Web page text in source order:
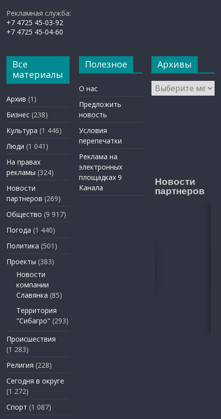
Рекламная служба:
+7 4725 45-03-92
+7 4725 45-04-60
Все
материалы
Архив (1)
Бизнес (238)
Культура (1 446)
Люди (1 041)
На правах
рекламы (324)
Новости
партнеров (269)
Общество (9 917)
Погода (1 440)
Политика (501)
Проекты (383)
Новости
компании
Славянка (85)
Территория
"Сибагро" (293)
Происшествия
(1 283)
Религия (228)
Сегодня в округе
(1 272)
Спорт (1 087)
Полезное
О нас
Предложить
новость
Условия
перепечатки
Реклама на
электронных
площадках 9
Канала
Архивы
Архивы
Новости
партнеров